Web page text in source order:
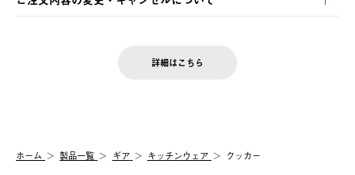
の発送となる場合がございます。
【配送業者】
佐川急便にて配送されます。
お客様都合の返品にかかる送料は、お客様ご負担とさせていただ
一度お手元の商品を返品いただき、ご希望商品を再注文してくだ
LOGOS FAMILY会員の方は、会員マイページ内 購入履歴画面に
詳細はこちら
ホーム 製品一覧 ギア キッチンウェア クッカー